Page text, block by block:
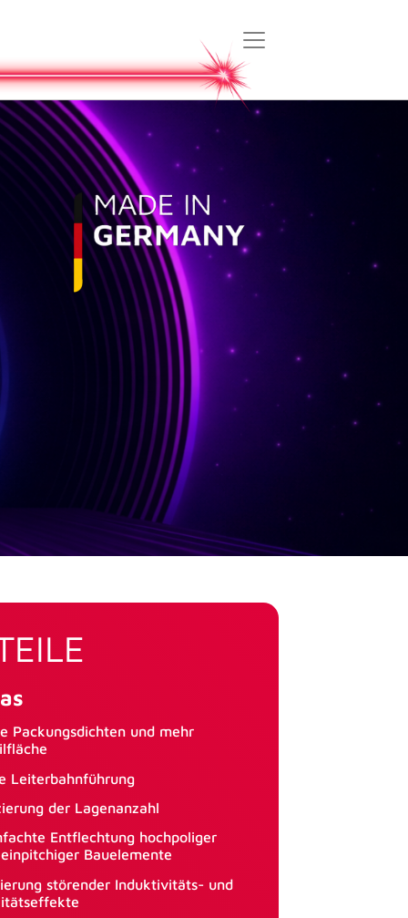
Packungsdichten und mehr
Leiterbahnführung
der Lagenanzahl
Entflechtung hochpoliger
Bauelemente
störender Induktivitäts- und